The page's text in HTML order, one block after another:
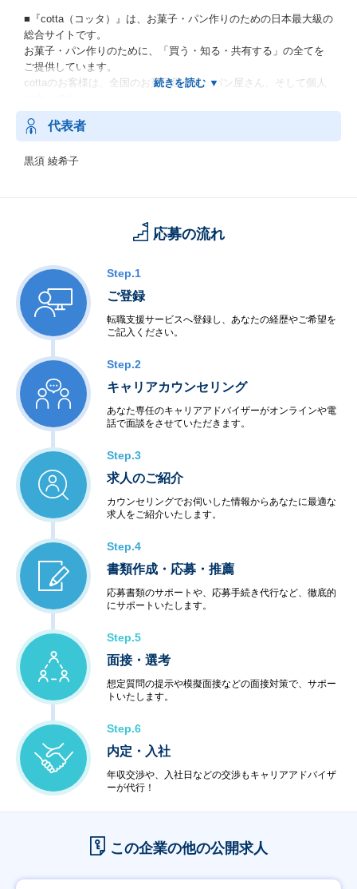
■『cotta（コッタ）』は、お菓子・パン作りのための日本最大級の
総合サイトです。
お菓子・パン作りのために、「買う・知る・共有する」の全てを
ご提供しています。
cottaのお客様は、全国のお菓子屋さん、パン屋さん、そして個人
個人のお客様160万人、法人のお客様16万社に日々ご利用頂いてい
ます。
■業務用アイテムを少ない単位で、かつお手頃な価格で購入でき、
小麦粉やチョコレートなどの「製菓材料」そして、ホイッパーや
ケーキ型などの「製菓製パン道具」を扱っています。
■商品のPRも行っており、インフルエンサーやサイト内の広告に
て、商品やレシピをPRし、販促も行っております。
代表者
黒須 綾希子
応募の流れ
Step.1
ご登録
転職支援サービスへ登録し、あなたの経歴やご希望を
ご記入ください。
Step.2
キャリアカウンセリング
あなた専任のキャリアアドバイザーがオンラインや電
話で面談をさせていただきます。
Step.3
求人のご紹介
カウンセリングでお伺いした情報からあなたに最適な
求人をご紹介いたします。
Step.4
書類作成・応募・推薦
応募書類のサポートや、応募手続き代行など、徹底的
にサポートいたします。
Step.5
面接・選考
想定質問の提示や模擬面接などの面接対策で、サポー
トいたします。
Step.6
内定・入社
年収交渉や、入社日などの交渉もキャリアアドバイザ
ーが代行！
この企業の他の公開求人